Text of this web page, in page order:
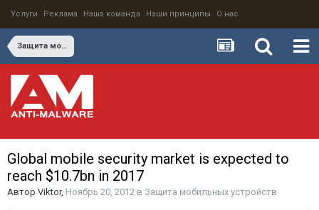
Услуги Реклама Наша команда Наши принципы О нас
Защита мобильных устройств
Global mobile security market is expected to
reach $10.7bn in 2017
Автор Viktor, Ноябрь 20, 2012 в Защита мобильных устройств